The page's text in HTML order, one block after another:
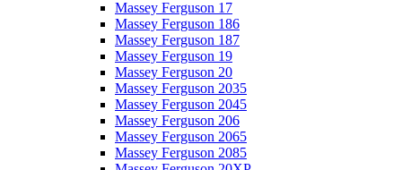
Massey Ferguson 17
Massey Ferguson 186
Massey Ferguson 187
Massey Ferguson 19
Massey Ferguson 20
Massey Ferguson 2035
Massey Ferguson 2045
Massey Ferguson 206
Massey Ferguson 2065
Massey Ferguson 2085